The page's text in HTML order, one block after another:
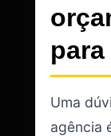
Uma
agência